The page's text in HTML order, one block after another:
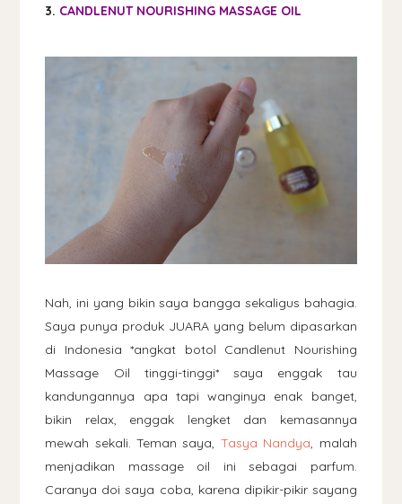
3. CANDLENUT NOURISHING MASSAGE OIL
Nah, ini yang bikin saya bangga sekaligus bahagia.
Saya punya produk JUARA yang belum dipasarkan
di Indonesia *angkat botol Candlenut Nourishing
Massage Oil tinggi-tinggi* saya enggak tau
kandungannya apa tapi wanginya enak banget,
bikin relax, enggak lengket dan kemasannya
mewah sekali. Teman saya, Tasya Nandya, malah
menjadikan massage oil ini sebagai parfum.
Caranya doi saya coba, karena dipikir-pikir sayang